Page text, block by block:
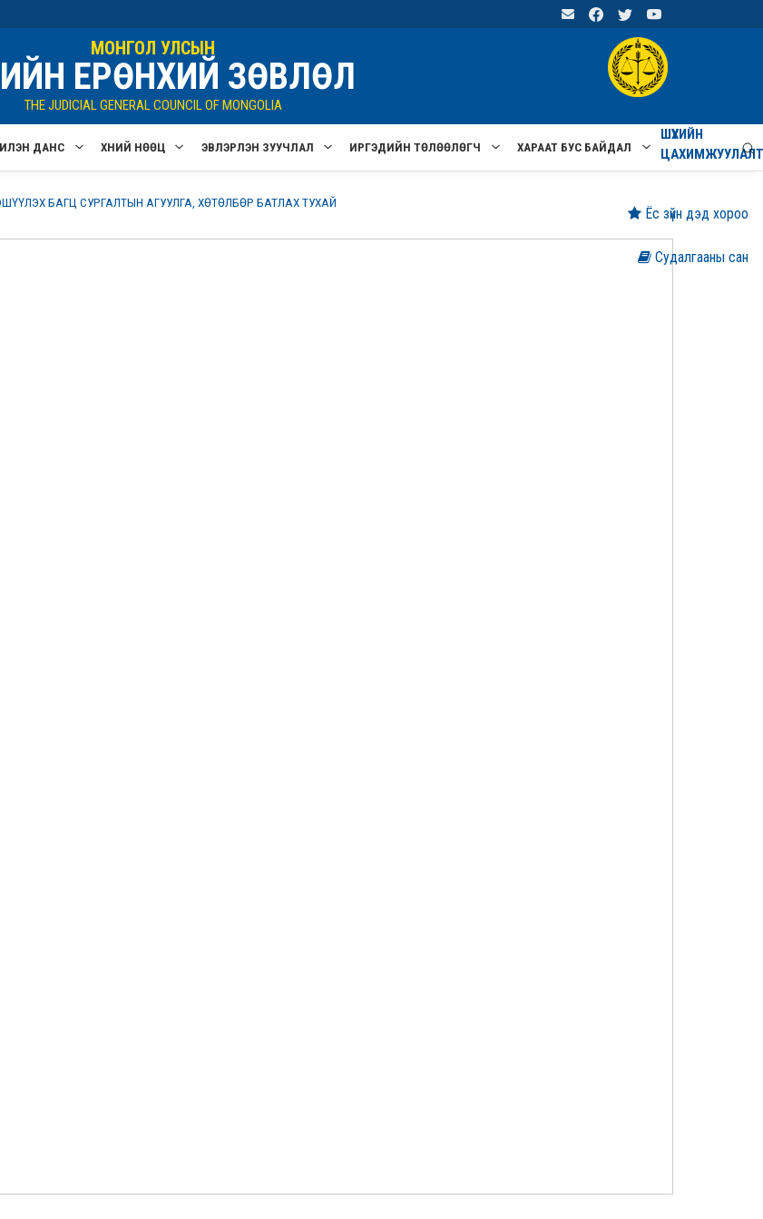
МОНГОЛ УЛСЫН
ЕРӨНХИЙ ЗӨВЛӨЛ
THE JUDICIAL GENERAL COUNCIL OF MONGOLIA
ДАНС ХҮНИЙ НӨӨЦ ЭВЛЭРҮҮЛЭН ЗУУЧЛАЛ ИРГЭДИЙН ТӨЛӨӨЛӨГЧ ХАРААТ БУС БАЙДАЛ
ШҮҮХИЙН
БАГЦ СУРГАЛТЫН АГУУЛГА, ХӨТӨЛБӨР БАТЛАХ ТУХАЙ
Судалгааны сан
Ёс зүйн дэд хороо